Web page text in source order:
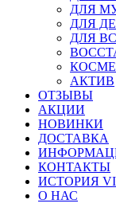
ДЛЯ
ДЛЯ
ДЛЯ
АКТИВ
ОТЗЫВЫ
АКЦИИ
НОВИНКИ
ДОСТАВКА
КОНТАКТЫ
ИСТОРИЯ
О НАС